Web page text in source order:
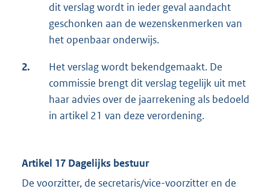
dit verslag wordt in ieder geval aandacht
geschonken aan de wezenskenmerken van
het openbaar onderwijs.
2.
Het verslag wordt bekendgemaakt. De
commissie brengt dit verslag tegelijk uit met
haar advies over de jaarrekening als bedoeld
in artikel 21 van deze verordening.
Artikel 17 Dagelijks bestuur
De voorzitter, de secretaris/vice-voorzitter en de